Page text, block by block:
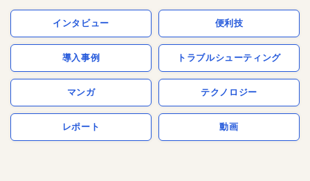
インタビュー 便利技
導入事例 トラブルシューティング
マンガ テクノロジー
レポート 動画